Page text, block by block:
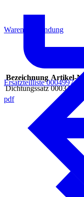
Bezeichnung Artikel-Nr.
Dichtungssatz 0003415
Ersatzteilliste 0004997
pdf
Warenrücksendung